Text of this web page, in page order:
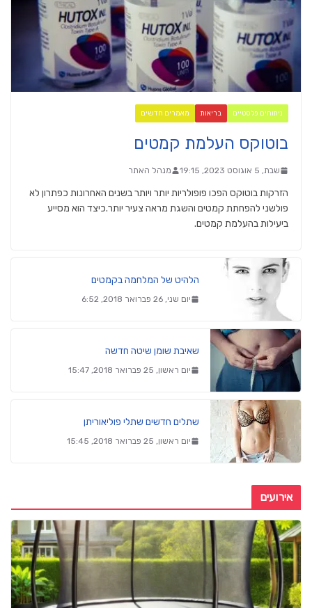
ניתוחים פלסטיים בריאות מאמרים חדשים
בוטוקס העלמת קמטים
שבת, 5 אוגוסט 2023, 19:15 מנהל האתר
הזרקות בוטוקס הפכו פופולריות יותר ויותר בשנים האחרונות כפתרון לא
פולשני להפחתת קמטים והשגת מראה צעיר יותר.כיצד הוא מסייע
ביעילות בהעלמת קמטים.
הלהיט של המלחמה בקמטים
יום שני, 26 פברואר 2018, 6:52
שאיבת שומן שיטה חדשה
יום ראשון, 25 פברואר 2018, 15:47
שתלים חדשים שתלי פוליאוריתן
יום ראשון, 25 פברואר 2018, 15:45
אירועים